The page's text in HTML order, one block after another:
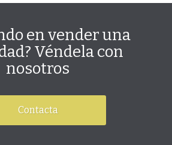
en vender una
Véndela con
nosotros
Contacta